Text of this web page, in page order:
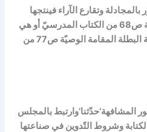
وتقارع الآراء فينتجها
الحجاج:مثال المقامة الجاحظيّة ص68 من الكتاب المدرسيّ أو هي
خطبة أو وصيّة تصنعها الشّخصيّة البطلة المقامة الوصيّة ص77 من
المشافهة’حدّثنا’وارتبط بالمجلس
وشروط التّدوين في صناعتها